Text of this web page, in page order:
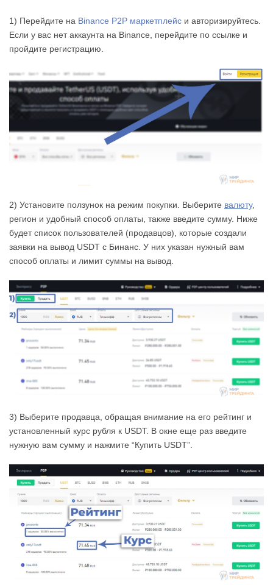
1) Перейдите на Binance P2P маркетплейс и авторизируйтесь.
Если у вас нет аккаунта на Binance, перейдите по ссылке и
пройдите регистрацию.
2) Установите ползунок на режим покупки. Выберите валюту,
регион и удобный способ оплаты, также введите сумму. Ниже
будет список пользователей (продавцов), которые создали
заявки на вывод USDT с Бинанс. У них указан нужный вам
способ оплаты и лимит суммы на вывод.
3) Выберите продавца, обращая внимание на его рейтинг и
установленный курс рубля к USDT. В окне еще раз введите
нужную вам сумму и нажмите “Купить USDT”.